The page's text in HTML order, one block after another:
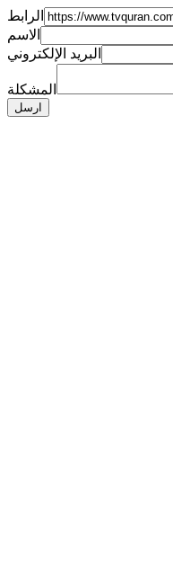
الرابط
الاسم
البريد الإلكتروني
المشكلة
ارسل